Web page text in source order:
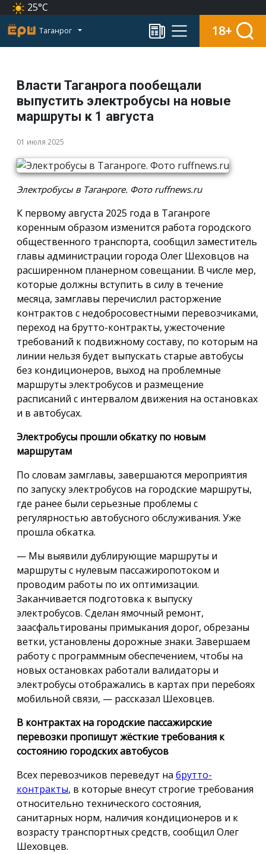
25°C
Таганрог 18+
Власти Таганрога пообещали
выпустить электробусы на новые
маршруты к 1 августа
01 июля 2025
Электробусы в Таганроге. Фото ruffnews.ru
К первому августа 2025 года в Таганроге
коренным образом изменится работа городского
общественного транспорта, сообщил заместитель
главы администрации города Олег Шеховцов на
расширенном планерном совещании. В числе мер,
которые должны вступить в силу в течение
месяца, замглавы перечислил расторжение
контрактов с недобросовестными перевозчиками,
переход на брутто-контракты, ужесточение
требований к подвижному составу, по которым на
линии нельзя будет выпускать старые автобусы
без кондиционеров, выход на проблемные
маршруты электробусов и размещение
расписаний с интервалом движения на остановках
и в автобусах.
Электробусы прошли обкатку по новым
маршрутам
По словам замглавы, завершаются мероприятия
по запуску электробусов на городские маршруты,
где ранее были серьезные проблемы с
регулярностью автобусного обслуживания. Уже
прошла обкатка.
— Мы выявили дублирующие маршруты и
маршруты с нулевым пассажиропотоком и
проводим работы по их оптимизации.
Заканчивается подготовка к выпуску
электробусов. Сделан ямочный ремонт,
заасфальтированы примыкания дорог, обрезаны
ветки, установлены дорожные знаки. Завершаем
работу с программным обеспечением, чтобы на
новых остановках работали валидаторы и
электробусы отображались в картах при перебоях
мобильной связи, — рассказал Шеховцев.
В контрактах на городские пассажирские
перевозки пропишут жёсткие требования к
состоянию городских автобусов
Всех перевозчиков переведут на брутто-
контракты, в которые внесут строгие требования
относительно технического состояния,
санитарных норм, наличия кондиционеров и к
возрасту транспортных средств, сообщил Олег
Шеховцев.